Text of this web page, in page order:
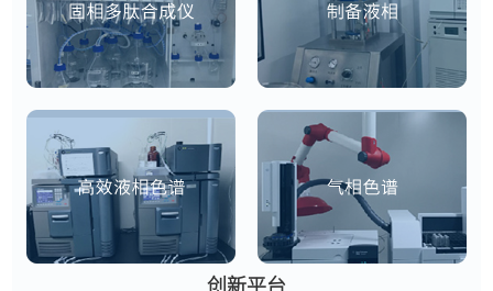
创新平台